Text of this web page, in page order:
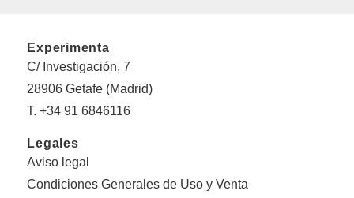
Experimenta
C/ Investigación, 7
28906 Getafe (Madrid)
T. +34 91 6846116
Legales
Aviso legal
Condiciones Generales de Uso y Venta